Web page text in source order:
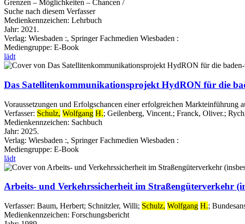
Grenzen – Möglichkeiten – Chancen /
Suche nach diesem Verfasser
Medienkennzeichen: Lehrbuch
Jahr: 2021.
Verlag: Wiesbaden :, Springer Fachmedien Wiesbaden :
Mediengruppe: E-Book
lädt
Das Satellitenkommunikationsprojekt HydRON für die
Voraussetzungen und Erfolgschancen einer erfolgreichen Markteinführung
Verfasser: Schulz, Wolfgang H.; Geilenberg, Vincent.; Franck, Oliver.;
Medienkennzeichen: Sachbuch
Jahr: 2025.
Verlag: Wiesbaden :, Springer Fachmedien Wiesbaden :
Mediengruppe: E-Book
lädt
Arbeits- und Verkehrssicherheit im Straßengüterverkehr
Verfasser: Baum, Herbert; Schnitzler, Willi; Schulz, Wolfgang H.;
Medienkennzeichen: Forschungsbericht